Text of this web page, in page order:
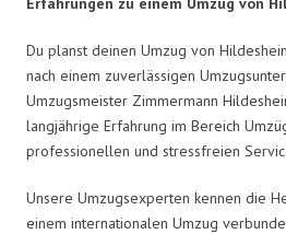
Du planst deinen Umzug von
nach einem zuverlässigen
Umzugsmeister Zimmermann
langjährige Erfahrung im Bereich
professionellen und stressfreien
Unsere Umzugsexperten kennen die
einem internationalen Umzug